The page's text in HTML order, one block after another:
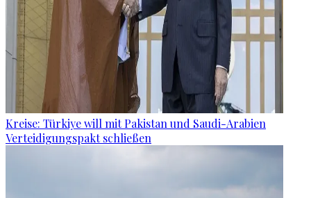
Kreise: Türkiye will mit Pakistan und Saudi-Arabien
Verteidigungspakt schließen